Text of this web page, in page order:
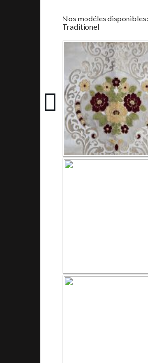
Nos modéles disponibles:
Traditionel